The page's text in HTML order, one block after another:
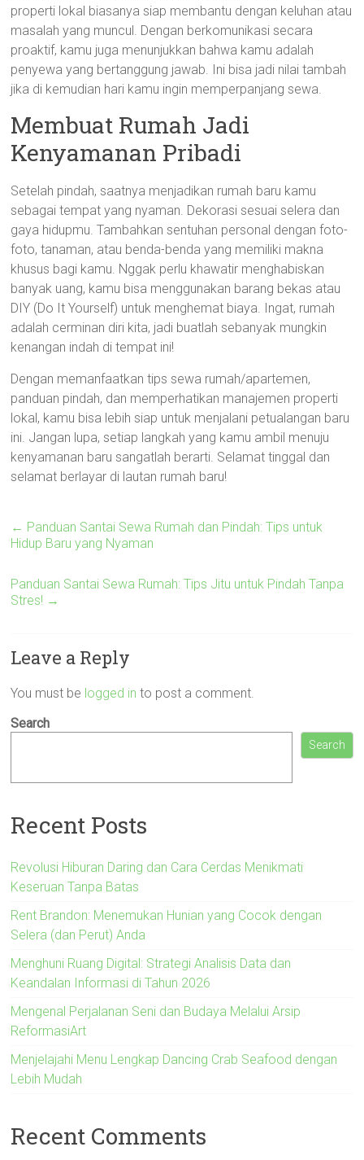
properti lokal biasanya siap membantu dengan keluhan atau
masalah yang muncul. Dengan berkomunikasi secara
proaktif, kamu juga menunjukkan bahwa kamu adalah
penyewa yang bertanggung jawab. Ini bisa jadi nilai tambah
jika di kemudian hari kamu ingin memperpanjang sewa.
Membuat Rumah Jadi
Kenyamanan Pribadi
Setelah pindah, saatnya menjadikan rumah baru kamu
sebagai tempat yang nyaman. Dekorasi sesuai selera dan
gaya hidupmu. Tambahkan sentuhan personal dengan foto-
foto, tanaman, atau benda-benda yang memiliki makna
khusus bagi kamu. Nggak perlu khawatir menghabiskan
banyak uang, kamu bisa menggunakan barang bekas atau
DIY (Do It Yourself) untuk menghemat biaya. Ingat, rumah
adalah cerminan diri kita, jadi buatlah sebanyak mungkin
kenangan indah di tempat ini!
Dengan memanfaatkan tips sewa rumah/apartemen,
panduan pindah, dan memperhatikan manajemen properti
lokal, kamu bisa lebih siap untuk menjalani petualangan baru
ini. Jangan lupa, setiap langkah yang kamu ambil menuju
kenyamanan baru sangatlah berarti. Selamat tinggal dan
selamat berlayar di lautan rumah baru!
← Panduan Santai Sewa Rumah dan Pindah: Tips untuk
Hidup Baru yang Nyaman
Panduan Santai Sewa Rumah: Tips Jitu untuk Pindah Tanpa
Stres! →
Leave a Reply
You must be logged in to post a comment.
Search
Search
Recent Posts
Revolusi Hiburan Daring dan Cara Cerdas Menikmati
Keseruan Tanpa Batas
Rent Brandon: Menemukan Hunian yang Cocok dengan
Selera (dan Perut) Anda
Menghuni Ruang Digital: Strategi Analisis Data dan
Keandalan Informasi di Tahun 2026
Mengenal Perjalanan Seni dan Budaya Melalui Arsip
ReformasiArt
Menjelajahi Menu Lengkap Dancing Crab Seafood dengan
Lebih Mudah
Recent Comments